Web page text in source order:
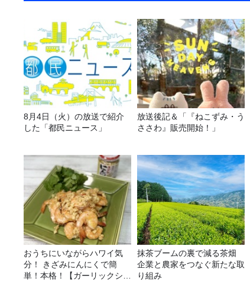
8月4日（火）の放送で紹介
した「都民ニュース」
放送後記＆「『ねこずみ・う
ささわ』販売開始！」
おうちにいながらハワイ気
分！ きざみにんにくで簡
単！本格！【ガーリックシュ
抹茶ブームの裏で減る茶畑
企業と農家をつなぐ新たな取
り組み